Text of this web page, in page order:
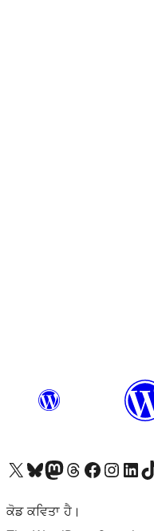
Visit our X (formerly Twitter) account
Visit our Bluesky account
Visit our Mastodon account
Visit our Threads account
Visit our Facebook page
Visit ourVisit our
ਕੋਡ ਕਵਿਤਾ ਹੈ।